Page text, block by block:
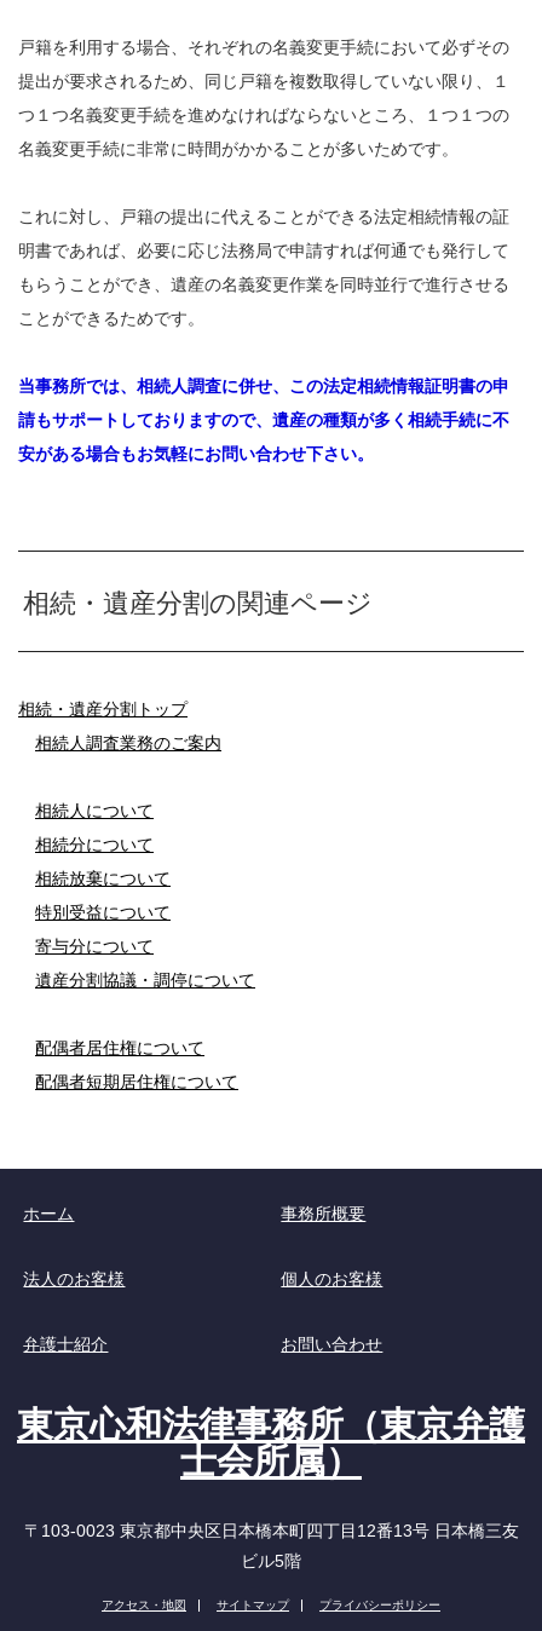
戸籍を利用する場合、それぞれの名義変更手続において必ずその
提出が要求されるため、同じ戸籍を複数取得していない限り、１
つ１つ名義変更手続を進めなければならないところ、１つ１つの
名義変更手続に非常に時間がかかることが多いためです。
これに対し、戸籍の提出に代えることができる法定相続情報の証
明書であれば、必要に応じ法務局で申請すれば何通でも発行して
もらうことができ、遺産の名義変更作業を同時並行で進行させる
ことができるためです。
当事務所では、相続人調査に併せ、この法定相続情報証明書の申
請もサポートしておりますので、遺産の種類が多く相続手続に不
安がある場合もお気軽にお問い合わせ下さい。
相続・遺産分割の関連ページ
相続・遺産分割トップ
相続人調査業務のご案内
相続人について
相続分について
相続放棄について
特別受益について
寄与分について
遺産分割協議・調停について
配偶者居住権について
配偶者短期居住権について
ホーム 事務所概要
法人のお客様 個人のお客様
弁護士紹介 お問い合わせ
東京心和法律事務所（東京弁護
士会所属）
〒103-0023 東京都中央区日本橋本町四丁目12番13号 日本橋三友
ビル5階
アクセス・地図 サイトマップ プライバシーポリシー